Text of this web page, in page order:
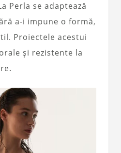
Perla se adaptează
a-i impune o formă,
Proiectele acestui
și rezistente la